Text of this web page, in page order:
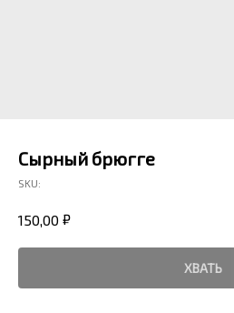
Сырный брюгге
SKU:
150,00 ₽
ХВАТЬ